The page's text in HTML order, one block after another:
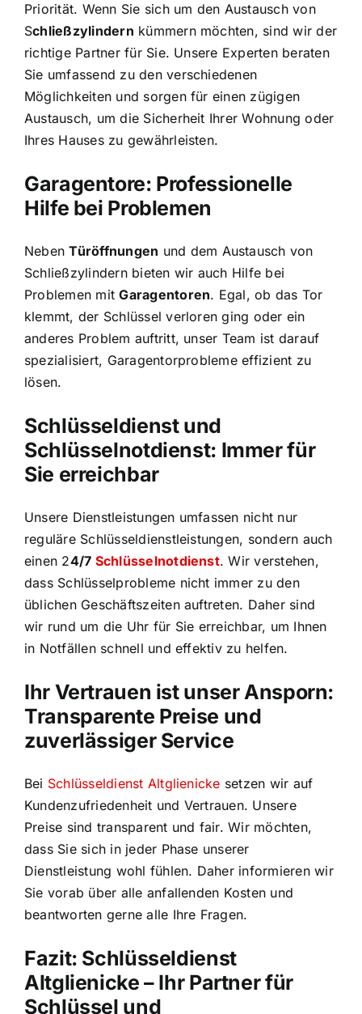
Priorität. Wenn Sie sich um den Austausch von
Schließzylindern kümmern möchten, sind wir der
richtige Partner für Sie. Unsere Experten beraten
Sie umfassend zu den verschiedenen
Möglichkeiten und sorgen für einen zügigen
Austausch, um die Sicherheit Ihrer Wohnung oder
Ihres Hauses zu gewährleisten.
Garagentore: Professionelle
Hilfe bei Problemen
NebenTüröffnungen und dem Austausch von
Schließzylindern bieten wir auch Hilfe bei
Problemen mitGaragentoren. Egal, ob das Tor
klemmt, der Schlüssel verloren ging oder ein
anderes Problem auftritt, unser Team ist darauf
spezialisiert, Garagentorprobleme effizient zu
lösen.
Schlüsseldienst und
Schlüsselnotdienst: Immer für
Sie erreichbar
Unsere Dienstleistungen umfassen nicht nur
reguläre Schlüsseldienstleistungen, sondern auch
einen 24/7 Schlüsselnotdienst. Wir verstehen,
dass Schlüsselprobleme nicht immer zu den
üblichen Geschäftszeiten auftreten. Daher sind
wir rund um die Uhr für Sie erreichbar, um Ihnen
in Notfällen schnell und effektiv zu helfen.
Ihr Vertrauen ist unser Ansporn:
Transparente Preise und
zuverlässiger Service
Bei Schlüsseldienst Altglienicke setzen wir auf
Kundenzufriedenheit und Vertrauen. Unsere
Preise sind transparent und fair. Wir möchten,
dass Sie sich in jeder Phase unserer
Dienstleistung wohl fühlen. Daher informieren wir
Sie vorab über alle anfallenden Kosten und
beantworten gerne alle Ihre Fragen.
Fazit: Schlüsseldienst
Altglienicke – Ihr Partner für
Schlüssel und